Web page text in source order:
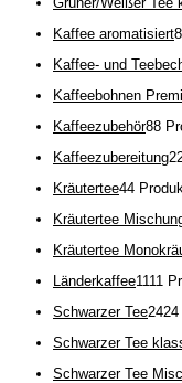
Kaffee aromatisiert8
Kaffee- und
Kaffeebohnen
Kaffeezubehör88
Kaffeezubereitung2
Kräutertee44
Kräutertee
Kräutertee
Länderkaffee11 11
Schwarzer Tee24
Schwarzer Tee
Schwarzer Tee